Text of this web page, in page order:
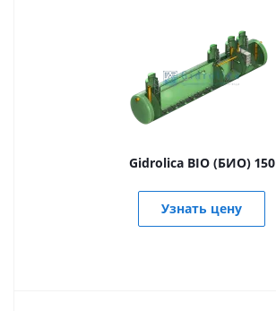
Gidrolica BIO (БИО) 150
Узнать цену